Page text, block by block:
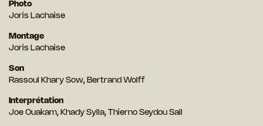
Photo
Joris Lachaise
Montage
Joris Lachaise
Son
Rassoul Khary Sow, Bertrand Wolff
Interprétation
Joe Ouakam, Khady Sylla, Thierno Seydou Sall